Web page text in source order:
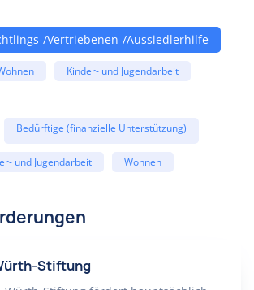
Vertriebenen-/Aussiedlerhilfe
Kinder- und Jugendarbeit
Bedürftige (finanzielle Unterstützung)
und Jugendarbeit Wohnen
Stiftung